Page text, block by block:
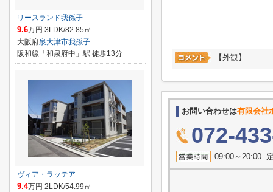
【外観】
お問い合わせは有限会社
072-
09:00～20:00
リースランド我孫子
9.6万円 3LDK/82.85㎡
大阪府泉大津市我孫子
阪和線「和泉府中」駅 徒歩13分
ヴィア・ラッテア
9.4万円 2LDK/54.99㎡